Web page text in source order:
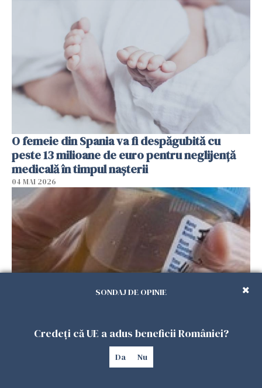
O femeie din Spania va fi despăgubită cu
peste 13 milioane de euro pentru neglijenţă
medicală în timpul naşterii
04 MAI 2026
Analizele de urină, gata în câteva ore
30 APRILIE 2026
SONDAJ DE OPINIE
Credeți că UE a adus beneficii României?
Da Nu